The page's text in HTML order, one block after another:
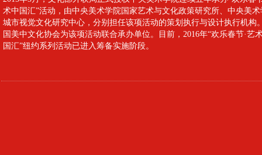
术中国汇”活动，由中央美术学院国家艺术与文化政策研究所、中央美
城市视觉文化研究中心，分别担任该项活动的策划执行与设计执行机构
国美中文化协会为该项活动联合承办单位。目前，2016年“欢乐春节·艺
国汇”纽约系列活动已进入筹备实施阶段。